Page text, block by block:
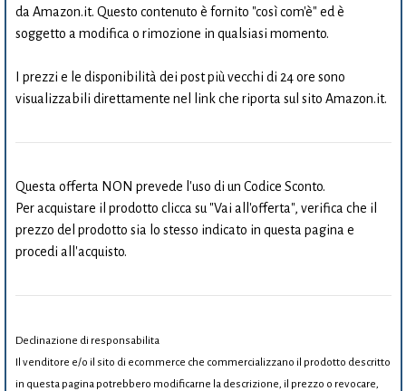
da Amazon.it. Questo contenuto è fornito "così com'è" ed è
soggetto a modifica o rimozione in qualsiasi momento.
I prezzi e le disponibilità dei post più vecchi di 24 ore sono
visualizzabili direttamente nel link che riporta sul sito Amazon.it.
Questa offerta NON prevede l'uso di un Codice Sconto.
Per acquistare il prodotto clicca su "Vai all'offerta", verifica che il
prezzo del prodotto sia lo stesso indicato in questa pagina e
procedi all'acquisto.
Declinazione di responsabilita
Il venditore e/o il sito di ecommerce che commercializzano il prodotto descritto
in questa pagina potrebbero modificarne la descrizione, il prezzo o revocare,